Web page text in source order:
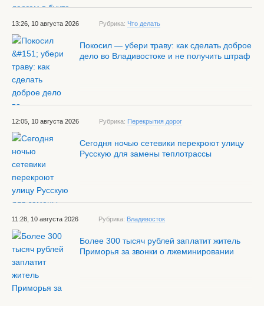
13:26, 10 августа 2026 Рубрика: Что делать
Покосил — убери траву: как сделать доброе
дело во Владивостоке и не получить штраф
12:05, 10 августа 2026 Рубрика: Перекрытия дорог
Сегодня ночью сетевики перекроют улицу
Русскую для замены теплотрассы
11:28, 10 августа 2026 Рубрика: Владивосток
Более 300 тысяч рублей заплатит житель
Приморья за звонки о лжеминировании